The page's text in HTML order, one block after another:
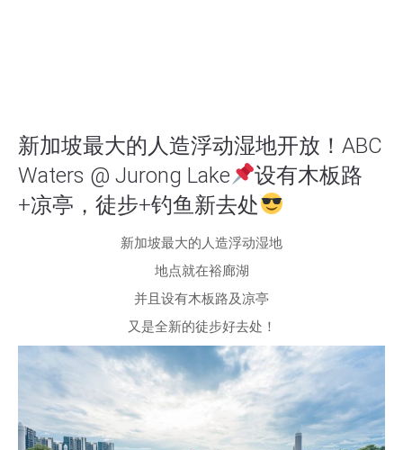
新加坡最大的人造浮动湿地开放！ABC
Waters @ Jurong Lake
设有木板路
+凉亭，徒步+钓鱼新去处
新加坡最大的人造浮动湿地
地点就在裕廊湖
并且设有木板路及凉亭
又是全新的徒步好去处！